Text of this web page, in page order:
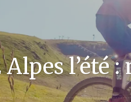
FRANCE
coup
2, 2026